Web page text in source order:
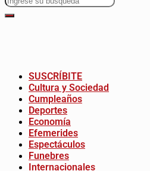
SUSCRÍBITE
Cultura y Sociedad
Cumpleaños
Deportes
Economía
Efemerides
Espectáculos
Funebres
Internacionales